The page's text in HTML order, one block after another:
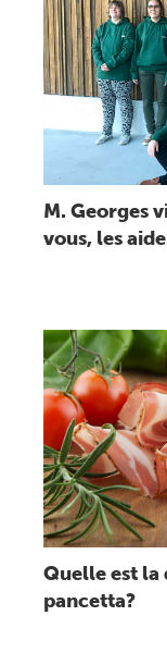
Lire
M. Georges
vous, les
Lire
Quelle est
pancetta?